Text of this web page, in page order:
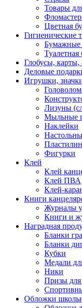
Товары
Цветная
Гигиенические
Бумажные
Туалетная
Глобусы, карты,
Деловые
Игрушки,
Лизуны
Мыльные
Наклейки
Фигурки
Клей
Клей
Клей ПВА
Клей-
Книги
Журналы
Книги и
Наградная
Бланки
Бланки
Кубки
Медали
Ники
Призы для
Обложки